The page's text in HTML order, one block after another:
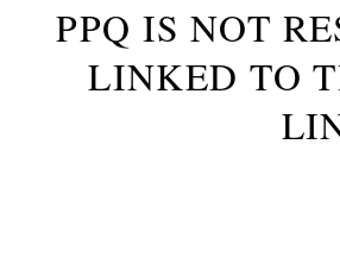
PPQ IS NOT
LINKED TO